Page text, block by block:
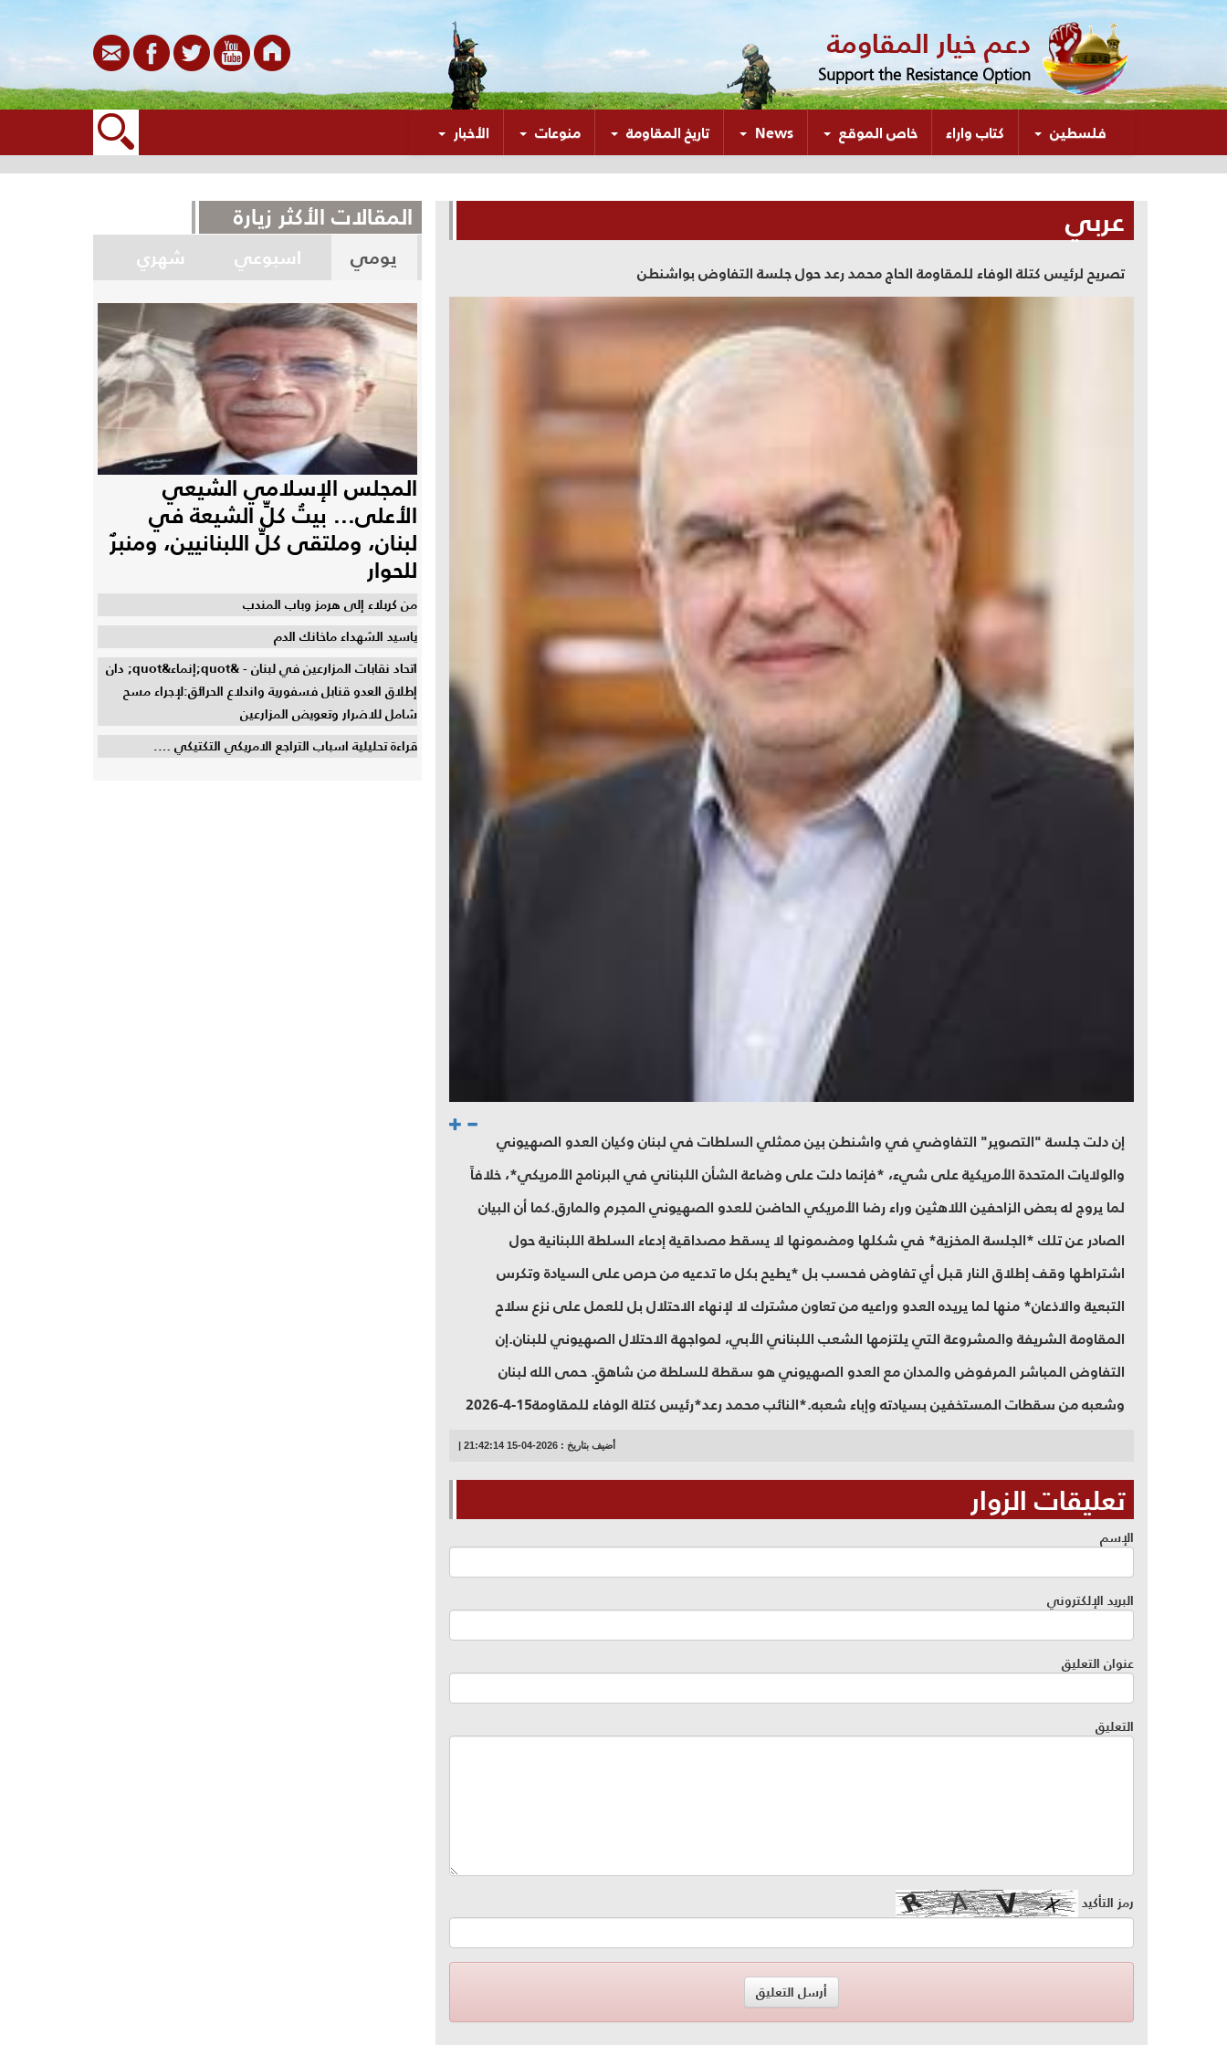
دعم خيار المقاومة
Support the Resistance Option
فلسطين كتاب واراء(الحالي)خاص الموقع News تاريخ المقاومة منوعات الأخبار
عربي
تصريح لرئيس كتلة الوفاء للمقاومة الحاج محمد رعد حول جلسة التفاوض بواشنطن
إن دلت جلسة "التصوير" التفاوضي في واشنطن بين ممثلي السلطات في لبنان وكيان العدو الصهيوني
والولايات المتحدة الأمريكية على شيء، *فإنما دلت على وضاعة الشأن اللبناني في البرنامج الأمريكي*، خلافاً
لما يروج له بعض الزاحفين اللاهثين وراء رضا الأمريكي الحاضن للعدو الصهيوني المجرم والمارق.كما أن البيان
الصادر عن تلك *الجلسة المخزية* في شكلها ومضمونها لا يسقط مصداقية إدعاء السلطة اللبنانية حول
اشتراطها وقف إطلاق النار قبل أي تفاوض فحسب بل *يطيح بكل ما تدعيه من حرص على السيادة وتكرس
التبعية والاذعان* منها لما يريده العدو وراعيه من تعاون مشترك لا لإنهاء الاحتلال بل للعمل على نزع سلاح
المقاومة الشريفة والمشروعة التي يلتزمها الشعب اللبناني الأبي، لمواجهة الاحتلال الصهيوني للبنان.إن
التفاوض المباشر المرفوض والمدان مع العدو الصهيوني هو سقطة للسلطة من شاهقٍ. حمى الله لبنان
وشعبه من سقطات المستخفين بسيادته وإباء شعبه.*النائب محمد رعد*رئيس كتلة الوفاء للمقاومة15-4-2026
أضيف بتاريخ : 2026-04-15 21:42:14 |
تعليقات الزوار
الإسم
البريد الإلكتروني
عنوان التعليق
التعليق
رمز التأكيد
المقالات الأكثر زيارة
يومي اسبوعي شهري
المجلس الإسلامي الشيعي
الأعلى... بيتُ كلِّ الشيعة في
لبنان، وملتقى كلِّ اللبنانيين، ومنبرٌ
للحوار
من كربلاء إلى هرمز وباب المندب
ياسيد الشهداء ماخانك الدم
اتحاد نقابات المزارعين في لبنان - &quot;إنماء&quot; دان
إطلاق العدو قنابل فسفورية واندلاع الحرائق:لإجراء مسح
شامل للاضرار وتعويض المزارعين
قراءة تحليلية اسباب التراجع الامريكي التكتيكي ….